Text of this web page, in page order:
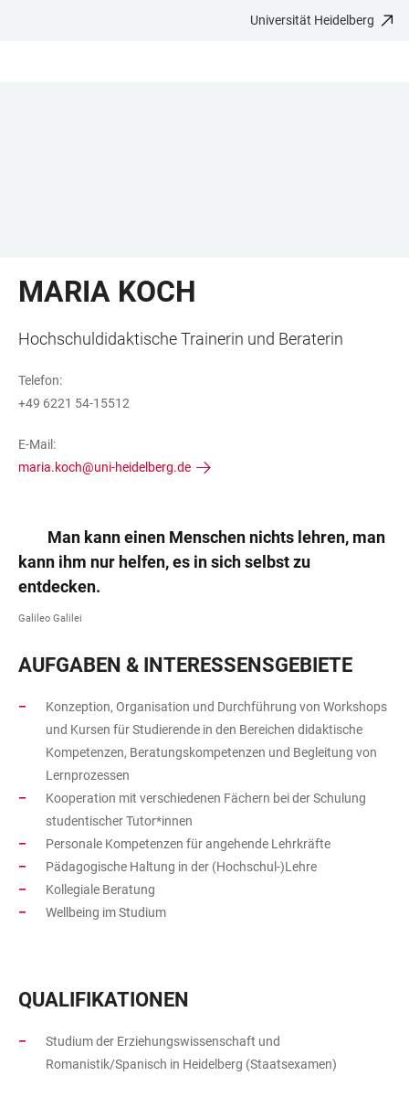
Universität Heidelberg
MARIA KOCH
Hochschuldidaktische Trainerin und Beraterin
Telefon:
+49 6221 54-15512
E-Mail:
maria.koch@uni-heidelberg.de
Man kann einen Menschen nichts lehren, man
kann ihm nur helfen, es in sich selbst zu
entdecken.
Galileo Galilei
AUFGABEN & INTERESSENSGEBIETE
Konzeption, Organisation und Durchführung von Workshops
und Kursen für Studierende in den Bereichen didaktische
Kompetenzen, Beratungskompetenzen und Begleitung von
Lernprozessen
Kooperation mit verschiedenen Fächern bei der Schulung
studentischer Tutor*innen
Personale Kompetenzen für angehende Lehrkräfte
Pädagogische Haltung in der (Hochschul-)Lehre
Kollegiale Beratung
Wellbeing im Studium
QUALIFIKATIONEN
Studium der Erziehungswissenschaft und
Romanistik/Spanisch in Heidelberg (Staatsexamen)